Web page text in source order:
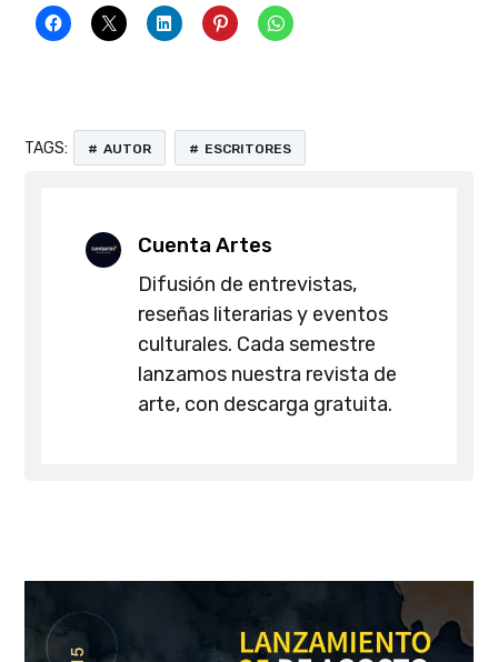
TAGS: AUTOR ESCRITORES
Cuenta Artes
Difusión de entrevistas,
reseñas literarias y eventos
culturales. Cada semestre
lanzamos nuestra revista de
arte, con descarga gratuita.